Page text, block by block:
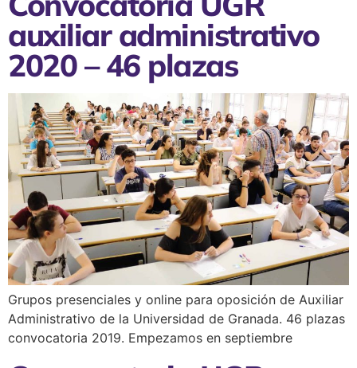
auxiliar administrativo
2020 – 46 plazas
Grupos presenciales y online para oposición de Auxiliar
Administrativo de la Universidad de Granada. 46 plazas
convocatoria 2019. Empezamos en septiembre